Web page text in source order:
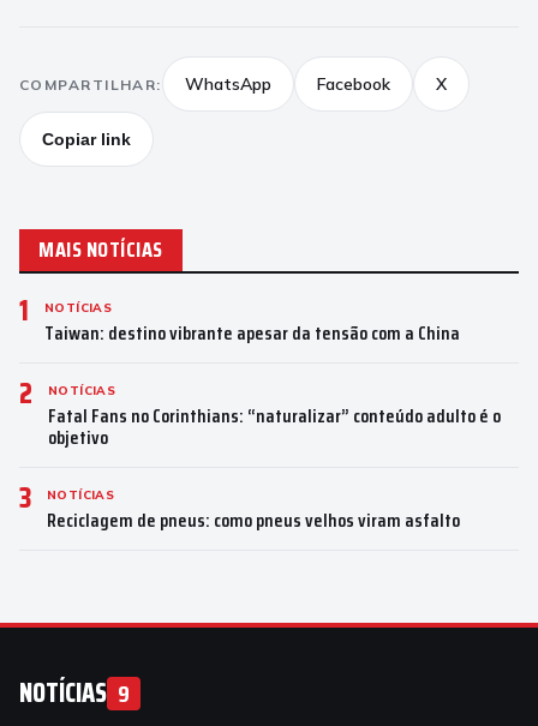
COMPARTILHAR: WhatsApp Facebook X
Copiar link
MAIS NOTÍCIAS
1 NOTÍCIAS
Taiwan: destino vibrante apesar da tensão com a China
2 NOTÍCIAS
Fatal Fans no Corinthians: “naturalizar” conteúdo adulto é o
objetivo
3 NOTÍCIAS
Reciclagem de pneus: como pneus velhos viram asfalto
NOTÍCIAS 9